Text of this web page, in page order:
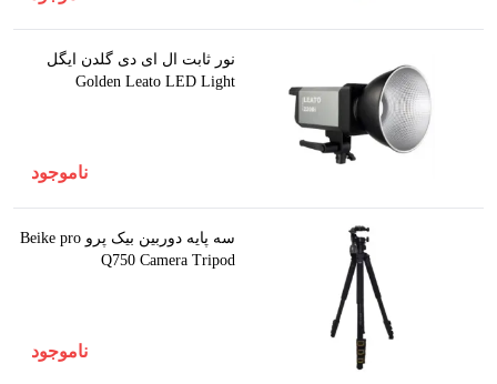
نور ثابت ال ای دی گلدن ایگل
Golden Leato LED Light
ناموجود
سه پایه دوربین بیک پرو Beike pro
Q750 Camera Tripod
ناموجود